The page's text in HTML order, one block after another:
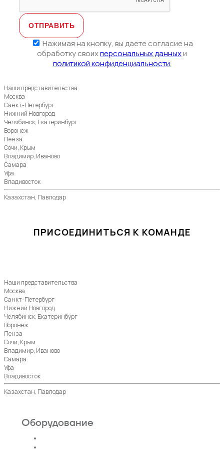
Нажимая на кнопку, вы даете согласие на
обработку своихперсональных данныхи
политикой конфиденциальности.
Наши представительства
Москва
Санкт-Петербург
Нижний Новгород
Челябинск, Екатеринбург
Воронеж
Пенза
Сочи, Крым
Владимир, Иваново
Самара
Уфа
Владивосток
Казахстан, Павлодар
ПРИСОЕДИНИТЬСЯ К КОМАНДЕ
Наши представительства
Москва
Санкт-Петербург
Нижний Новгород
Челябинск, Екатеринбург
Воронеж
Пенза
Сочи, Крым
Владимир, Иваново
Самара
Уфа
Владивосток
Казахстан, Павлодар
Оборудование